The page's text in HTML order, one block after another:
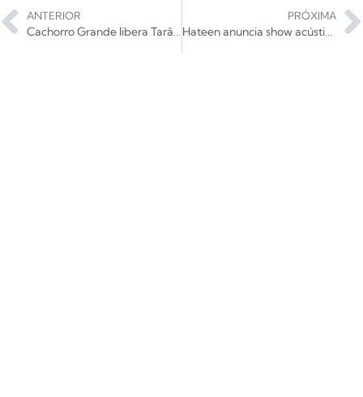
ANTERIOR
Cachorro Grande libera Tarântula, segundo single de Electromod
PRÓXIMA
Hateen anuncia show acústico em Santos